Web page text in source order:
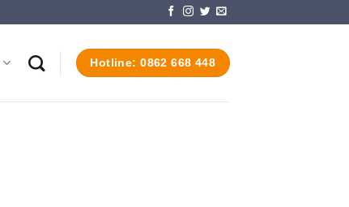
Hotline: 0862 668 448